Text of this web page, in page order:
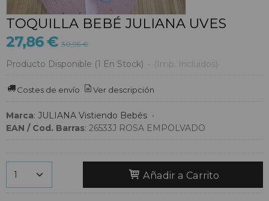
TOQUILLA BEBÉ JULIANA UVES
27,86 € 30,95 €
Producto Disponible (1 En Stock) - (Imp. Incluidos)
Costes de envío Ver descripción
Marca: JULIANA Vistiendo Bebés •
EAN / Cod. Barras: 26533J ROSA EMPOLVADO
Añadir a Carrito